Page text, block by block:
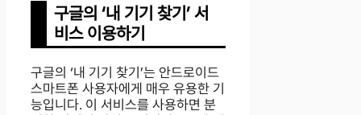
구글의 ‘내 기기 찾기’ 서
비스 이용하기
구글의 ‘내 기기 찾기’는 안드로이드
스마트폰 사용자에게 매우 유용한 기
능입니다. 이 서비스를 사용하면 분